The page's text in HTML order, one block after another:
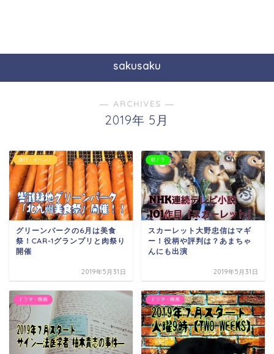
sakusaku
― ARCHIVES ―
2019年 5月
旅行・イベント
グリーンパークの6月は美食
祭！CAR-1グランプリと肉祭り
開催
2019年5月31日
朝ドラ
スカーレット大野忠信はマギ
ー！役柄や評判は？あまちゃ
んにも出演
2019年5月31日
ドラマ・映画 ドラマ・映画